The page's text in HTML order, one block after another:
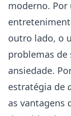
moderno.
outro lado, o
problemas de
ansiedade.
estratégia de
as vantagens